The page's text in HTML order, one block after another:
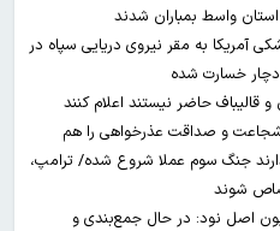
واسط بمباران شدند
آمریکا به مقر نیروی دریایی سپاه در
دچار خسارت شده
حاضر نیستند اعلام کنند
شجاعت و صداقت عذرخواهی را هم
جنگ سوم عملا شروع شده/ ترامپ،
شوند
اصل نود: در حال جمع‌بندی و